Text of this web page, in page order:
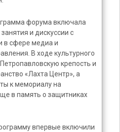
форума включала
и дискуссии с
в сфере медиа и
В ходе культурного
крепость и
«Лахта Центр», а
к мемориалу на
в память о защитниках
впервые включили